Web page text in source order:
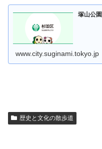
塚山公園
www.city.suginami.tokyo.jp
歴史と文化の散歩道